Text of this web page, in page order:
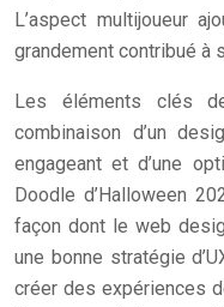
L’aspect multijoueur
grandement contribué à
Les éléments clés
combinaison d’un
engageant et d’une
Doodle d’Halloween
façon dont le web
une bonne stratégie
créer des expériences